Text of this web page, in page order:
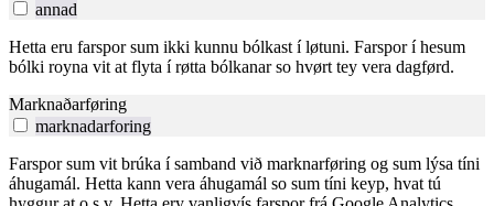
annad
Hetta eru farspor sum ikki kunnu bólkast í løtuni. Farspor í hesum
bólki royna vit at flyta í røtta bólkanar so hvørt tey vera dagførd.
Marknaðarføring
marknadarforing
Farspor sum vit brúka í samband við marknarføring og sum lýsa tíni
áhugamál. Hetta kann vera áhugamál so sum tíni keyp, hvat tú